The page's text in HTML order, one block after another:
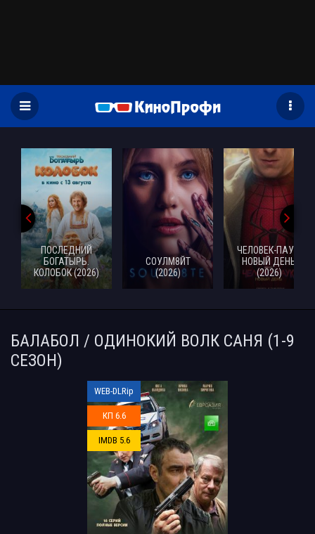
СОУЛМ8ЙТ
(2026)
ЧЕЛОВЕК-ПАУК:
НОВЫЙ ДЕНЬ
(2026)
ВО ВЛАСТИ
СТРАХА (2026)
БАЛАБОЛ / ОДИНОКИЙ ВОЛК САНЯ (1-9
СЕЗОН)
WEB-DLRip
КП 6.6
IMDB 5.6